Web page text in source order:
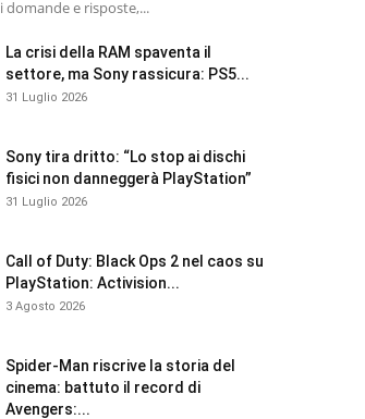
domande e risposte,...
La crisi della RAM spaventa il
settore, ma Sony rassicura: PS5...
31 Luglio 2026
Sony tira dritto: “Lo stop ai dischi
fisici non danneggerà PlayStation”
31 Luglio 2026
Call of Duty: Black Ops 2 nel caos su
PlayStation: Activision...
3 Agosto 2026
Spider-Man riscrive la storia del
cinema: battuto il record di
Avengers:...